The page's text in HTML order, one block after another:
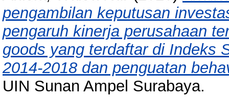
pengambilan keputusan
pengaruh kinerja perusahaan
goods yang terdaftar di Indeks
2014-2018 dan penguatan
UIN Sunan Ampel Surabaya.